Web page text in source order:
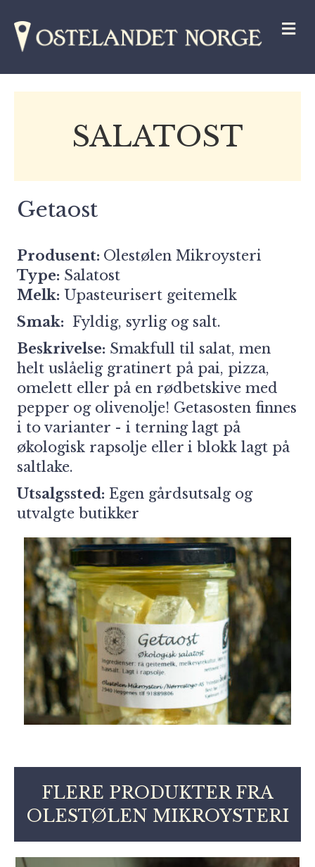
SALATOST
Getaost
Produsent: Olestølen Mikroysteri
Type: Salatost
Melk: Upasteurisert geitemelk
Smak: Fyldig, syrlig og salt.
Beskrivelse: Smakfull til salat, men
helt uslåelig gratinert på pai, pizza,
omelett eller på en rødbetskive med
pepper og olivenolje! Getasosten finnes
i to varianter - i terning lagt på
økologisk rapsolje eller i blokk lagt på
saltlake.
Utsalgssted: Egen gårdsutsalg og
utvalgte butikker
FLERE PRODUKTER FRA
OLESTØLEN MIKROYSTERI